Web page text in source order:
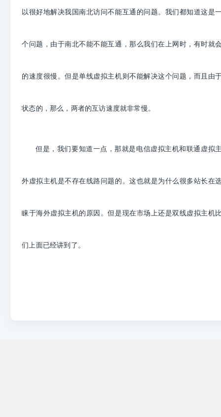
以很好地解决我国南北访问不能互通的问题。我们都知道这是
个问题，由于南北不能不能互通，那么我们在上网时，有时就
的速度很慢。但是单线虚拟主机则不能解决这个问题，而且由
状态的，那么，两者的互访速度就非常慢。
但是，我们要知道一点，那就是电信虚拟主机和联通虚拟
外虚拟主机是不存在线路问题的。这也就是为什么很多站长在
睐于海外虚拟主机的原因。但是现在市场上还是双线虚拟主机
们上面已经讲到了。